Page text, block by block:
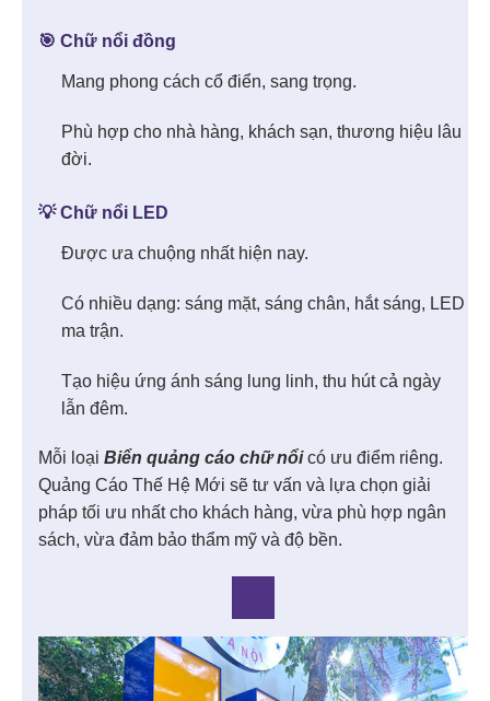
🎯 Chữ nổi đồng
Mang phong cách cổ điển, sang trọng.
Phù hợp cho nhà hàng, khách sạn, thương hiệu lâu
đời.
💡 Chữ nổi LED
Được ưa chuộng nhất hiện nay.
Có nhiều dạng: sáng mặt, sáng chân, hắt sáng, LED
ma trận.
Tạo hiệu ứng ánh sáng lung linh, thu hút cả ngày
lẫn đêm.
Mỗi loại Biển quảng cáo chữ nổicó ưu điểm riêng.
Quảng Cáo Thế Hệ Mới sẽ tư vấn và lựa chọn giải
pháp tối ưu nhất cho khách hàng, vừa phù hợp ngân
sách, vừa đảm bảo thẩm mỹ và độ bền.